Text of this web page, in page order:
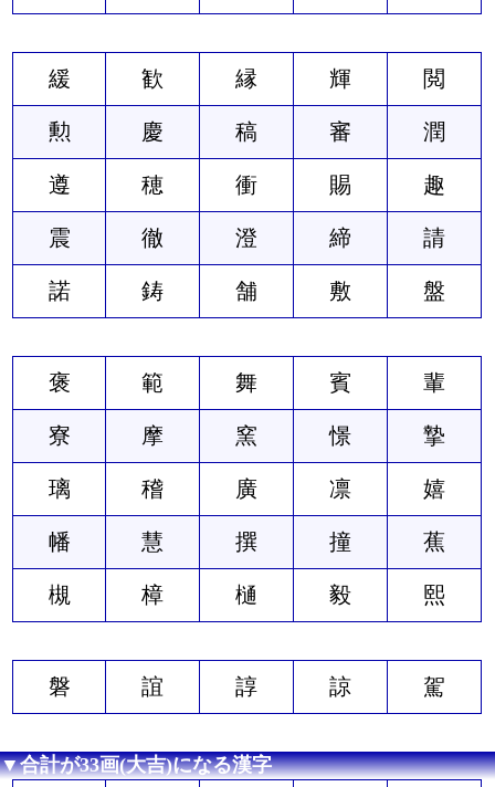
緩 歓 縁 輝 閲
勲 慶 稿 審 潤
遵 穂 衝 賜 趣
震 徹 澄 締 請
諾 鋳 舗 敷 盤
褒 範 舞 賓 輩
寮 摩 窯 憬 摯
璃 稽 廣 凛 嬉
幡 慧 撰 撞 蕉
槻 樟 樋 毅 熙
磐 誼 諄 諒 駕
▼合計が33画(大吉)になる漢字